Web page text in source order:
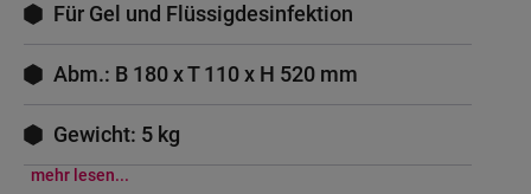
Für Gel und Flüssigdesinfektion
Abm.: B 180 x T 110 x H 520 mm
Gewicht: 5 kg
mehr lesen...